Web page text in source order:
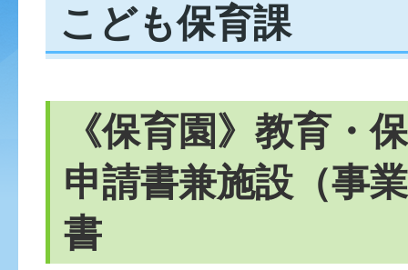
こども保育課
《保育園》教育・
申請書兼施設（事
書